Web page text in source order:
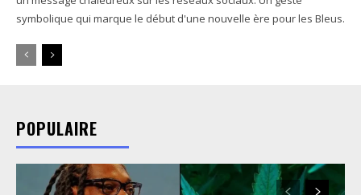
symbolique qui marque le début d'une nouvelle ère pour les Bleus.
POPULAIRE